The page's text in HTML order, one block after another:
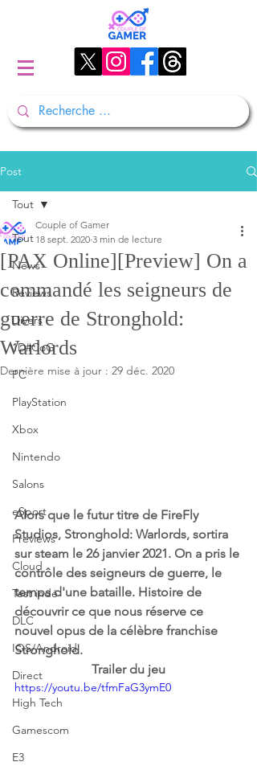
Post
Tout
News
Reviews
Divers
1D#CoG
PC
PlayStation
Xbox
Nintendo
Salons
eSport
Previews
Cloud
Test indé
DLC
IOS/Android
Direct
High Tech
Gamescom
E3
Tout
[PAX Online][Preview] On a
commandé les seigneurs de
guerre de Stronghold:
Warlords
Couple of Gamer
18 sept. 2020 3 min de lecture
Dernière mise à jour : 29 déc. 2020
Alors que le futur titre de FireFly
Studios, Stronghold: Warlords, sortira
sur steam le 26 janvier 2021. On a pris le
contrôle des seigneurs de guerre, le
temps d'une bataille. Histoire de
découvrir ce que nous réserve ce
nouvel opus de la célèbre franchise
Stronghold.
Trailer du jeu
https://youtu.be/tfmFaG3ymE0